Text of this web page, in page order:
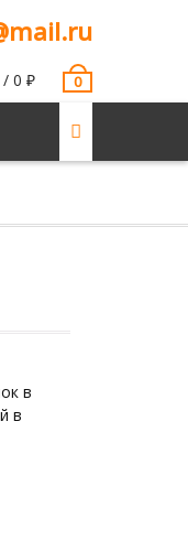
/ 0 ₽ 0
в
в